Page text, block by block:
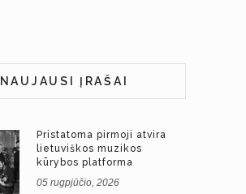
NAUJAUSI ĮRAŠAI
Pristatoma pirmoji atvira
lietuviškos muzikos
kūrybos platforma
05 rugpjūčio, 2026